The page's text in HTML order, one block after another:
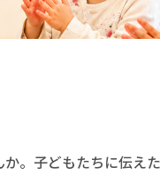
。子どもたちに伝え